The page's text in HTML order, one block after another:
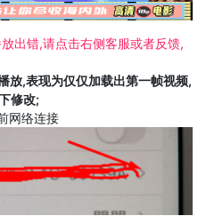
出错,请点击右侧客服或者反馈,
放,表现为仅仅加载出第一帧视频,
修改;
网络连接